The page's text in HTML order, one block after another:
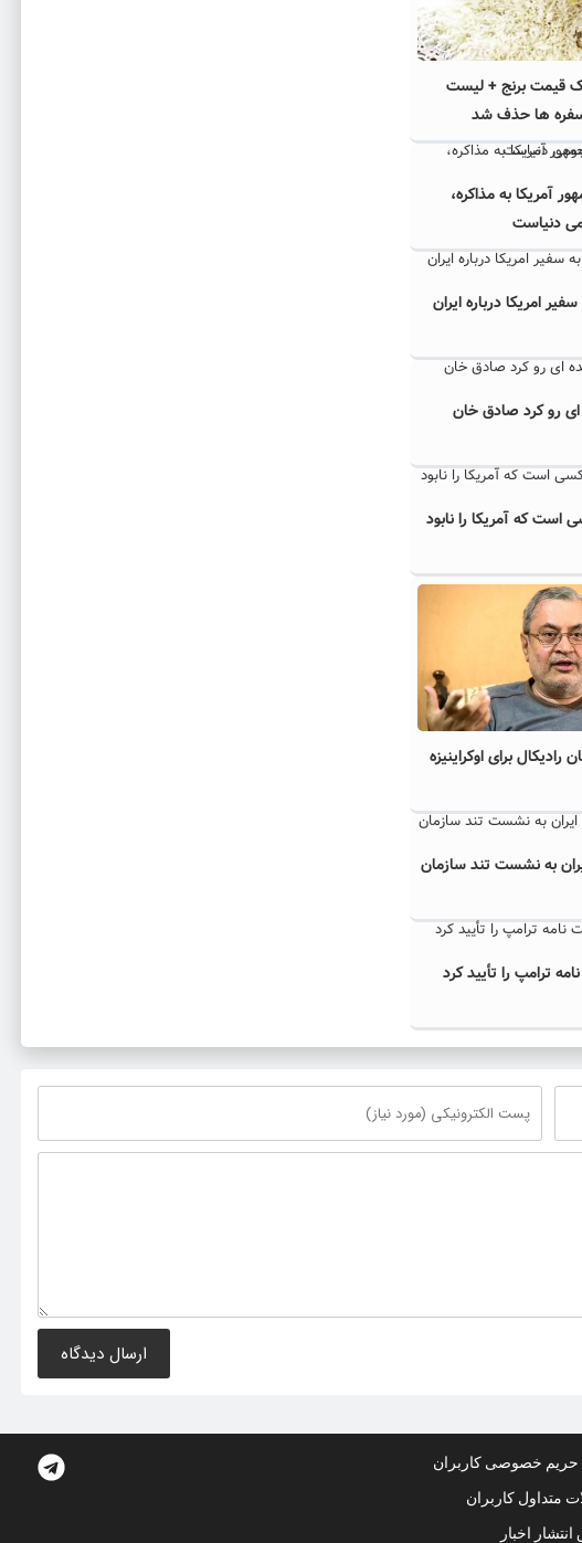
قیمت برنج + لیست
سفره ها حذف شد
آمریکا به مذاکره،
دنیاست
امریکا درباره ایران
رو کرد صادق خان
که آمریکا را نابود
برای اوکراینیزه
به نشست تند سازمان
ترامپ را تأیید کرد
خصوصی کاربران
متداول کاربران
اخبار